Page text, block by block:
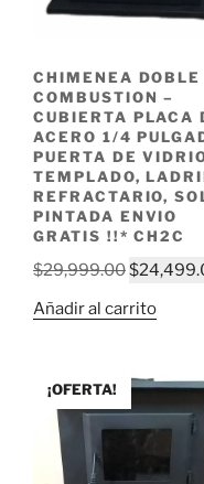
CHIMENEA DOBLE
COMBUSTION –
CUBIERTA PLACA
ACERO 1/4
PUERTA DE
TEMPLADO,
REFRACTARIO,
PINTADA ENVIO
GRATIS !!* CH2C
$29,999.00Original
was:
$
Añadir al carrito
¡OFERTA!